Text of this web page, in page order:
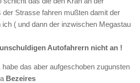
der Strasse fahren mußten damit der
( und dann der inzwischen Megastau
Autofahrern nicht an !
habe das aber aufgeschoben zugunsten
Bezeires